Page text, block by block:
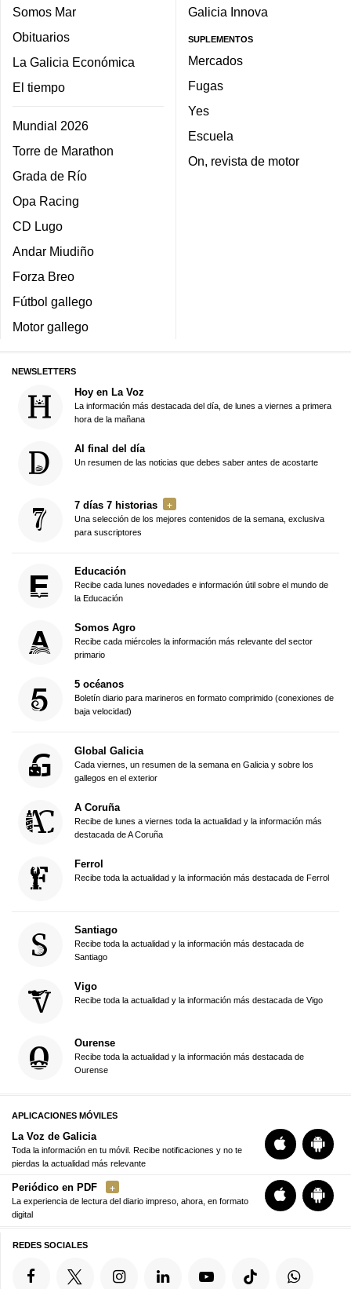
Somos Mar
Obituarios
La Galicia Económica
El tiempo
Mundial 2026
Torre de Marathon
Grada de Río
Opa Racing
CD Lugo
Andar Miudiño
Forza Breo
Fútbol gallego
Motor gallego
Galicia Innova
SUPLEMENTOS
Mercados
Fugas
Yes
Escuela
On, revista de motor
NEWSLETTERS
Hoy en La Voz
La información más destacada del día, de lunes a viernes a primera
hora de la mañana
Al final del día
Un resumen de las noticias que debes saber antes de acostarte
7 días 7 historias
Una selección de los mejores contenidos de la semana, exclusiva
para suscriptores
Educación
Recibe cada lunes novedades e información útil sobre el mundo de
la Educación
Somos Agro
Recibe cada miércoles la información más relevante del sector
primario
5 océanos
Boletín diario para marineros en formato comprimido (conexiones de
baja velocidad)
Global Galicia
Cada viernes, un resumen de la semana en Galicia y sobre los
gallegos en el exterior
A Coruña
Recibe de lunes a viernes toda la actualidad y la información más
destacada de A Coruña
Ferrol
Recibe toda la actualidad y la información más destacada de Ferrol
Santiago
Recibe toda la actualidad y la información más destacada de
Santiago
Vigo
Recibe toda la actualidad y la información más destacada de Vigo
Ourense
Recibe toda la actualidad y la información más destacada de
Ourense
APLICACIONES MÓVILES
La Voz de Galicia
Toda la información en tu móvil. Recibe notificaciones y no te
pierdas la actualidad más relevante
Periódico en PDF
La experiencia de lectura del diario impreso, ahora, en formato
digital
REDES SOCIALES